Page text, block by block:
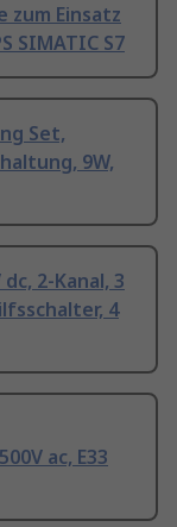
zum Einsatz
SIMATIC S7
Set,
9W,
2-Kanal, 3
4
ac, E33